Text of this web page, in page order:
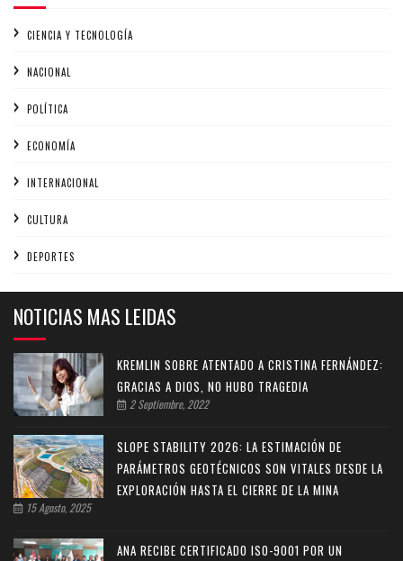
CIENCIA Y TECNOLOGÍA
NACIONAL
POLÍTICA
ECONOMÍA
INTERNACIONAL
CULTURA
DEPORTES
NOTICIAS MAS LEIDAS
KREMLIN SOBRE ATENTADO A CRISTINA FERNÁNDEZ:
GRACIAS A DIOS, NO HUBO TRAGEDIA
2 Septiembre, 2022
SLOPE STABILITY 2026: LA ESTIMACIÓN DE
PARÁMETROS GEOTÉCNICOS SON VITALES DESDE LA
EXPLORACIÓN HASTA EL CIERRE DE LA MINA
15 Agosto, 2025
ANA RECIBE CERTIFICADO ISO-9001 POR UN